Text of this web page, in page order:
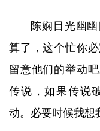
陈娴目光幽
算了，这个忙你
留意他们的举动
传说，如果传说
动。必要时候我想